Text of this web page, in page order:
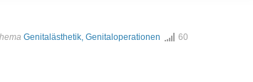
Genitalästhetik, Genitaloperationen 60